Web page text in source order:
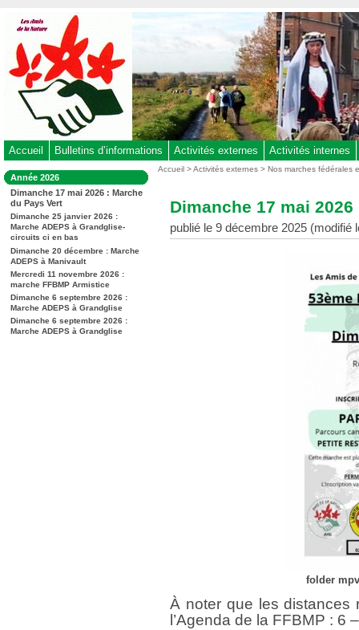
au
contenu
-
Aller
au
menu
-
à
la
recherche
Accueil Bulletins d’informations Activités externes Activités internes
Dans
la
rubrique
:
Année 2026
Dimanche 17 mai 2026 : Marche
du Pays Vert
Dimanche 25 janvier 2026 :
Marche ADEPS à Grandglise-
circuits ci en bas
Dimanche 20 décembre : Marche
ADEPS à Manivault
Mercredi 11 novembre 2026 :
marche FFBMP Armistice
Dimanche 6 septembre 2026 :
Marche ADEPS à Grandglise
Dimanche 6 septembre 2026 :
Marche ADEPS à Grandglise
Vous
Accueil >Activités externes >Nos marches fédérales
Dimanche 17 mai
publié le 9 décembre 2025 (modifié
folder
À noter que les distances
l’Agenda de la FFBMP : 6